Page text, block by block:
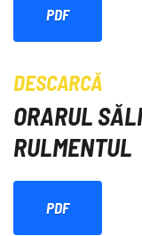
PDF
DESCARCĂ
ORARUL
RULMENTUL
PDF